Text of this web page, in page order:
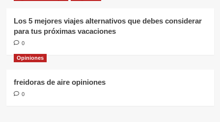
Los 5 mejores viajes alternativos que debes considerar
para tus próximas vacaciones
0
Opiniones
freidoras de aire opiniones
0